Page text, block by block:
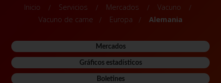
Inicio Servicios Mercados
Vacuno
Vacuno de carne
Europa Alemania
Mercados
Gráficos estadísticos
Boletines